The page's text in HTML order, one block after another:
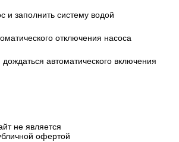
и заполнить систему водой
отключения насоса
дождаться автоматического включения
не является
офертой